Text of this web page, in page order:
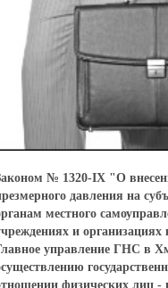
№ 1320-IX "О
давления на
местного
и
управление ГНС в
физических лиц -